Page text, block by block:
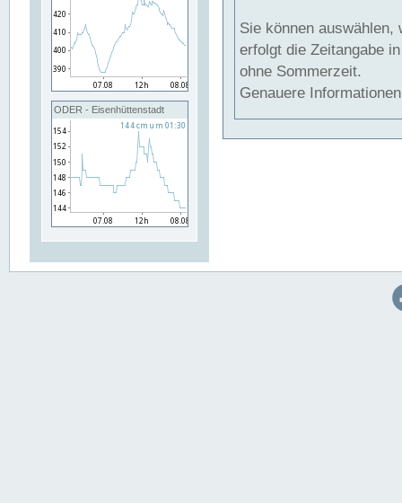
ODER - Eisenhüttenstadt
Sie können auswählen,
erfolgt die Zeitangabe
ohne Sommerzeit.
Genauere